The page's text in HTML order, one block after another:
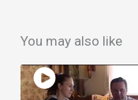
You may also like